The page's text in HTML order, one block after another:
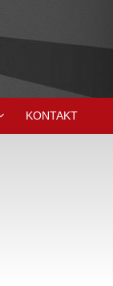
KONTAKT